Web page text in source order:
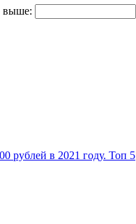
выше:
рублей в 2021 году. Топ 5